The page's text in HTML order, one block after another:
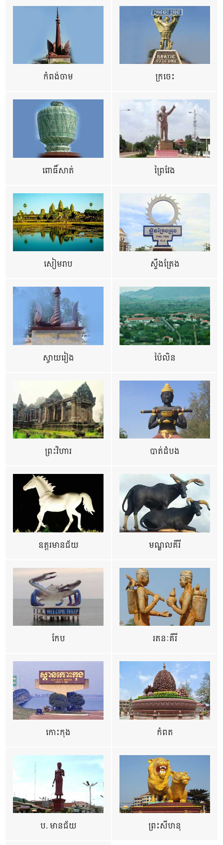
កំពង់ចាម ក្រចេះ
ពោធិ៍សាត់ ព្រៃវែង
សៀមរាប ស្ទឹងត្រែង
ស្វាយរៀង ប៉ៃលិន
ព្រះវិហារ បាត់ដំបង
ឧត្ដរមានជ័យ មណ្ឌលគីរី
កែប រតនៈគីរី
កោះកុង កំពត
ប. មានជ័យ ព្រះសីហនុ